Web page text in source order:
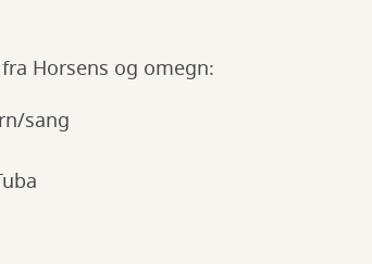
Horsens og omegn:
sang